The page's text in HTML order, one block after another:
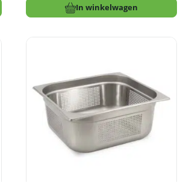
In winkelwagen